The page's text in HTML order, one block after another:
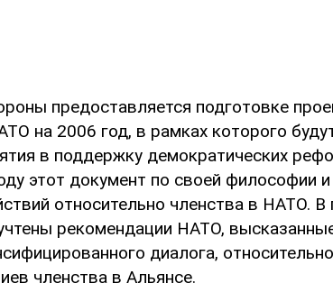
предоставляется подготовке
на 2006 год, в рамках которого
в поддержку демократических
этот документ по своей философии и
относительно членства в НАТО. В
рекомендации НАТО,
диалога, относительно
членства в Альянсе.